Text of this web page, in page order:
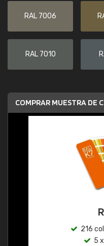
RAL 7006
RAL 7010
COMPRAR MUESTRA DE
216
5